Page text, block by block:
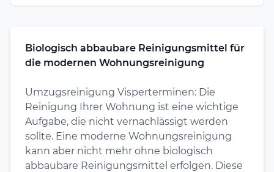
Biologisch abbaubare Reinigungsmittel für
die modernen Wohnungsreinigung
Umzugsreinigung Visperterminen: Die
Reinigung Ihrer Wohnung ist eine wichtige
Aufgabe, die nicht vernachlässigt werden
sollte. Eine moderne Wohnungsreinigung
kann aber nicht mehr ohne biologisch
abbaubare Reinigungsmittel erfolgen. Diese